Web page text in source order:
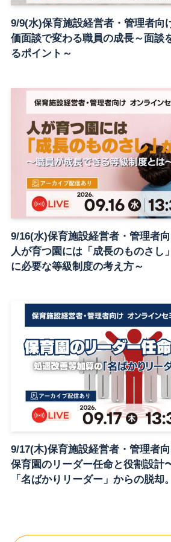
9/9(水)保育施設経営者・管理者向
価面談で変わる職員の成長～面談
るポイント～
9/16(水)保育施設経営者・管理者向
人が育つ園には「成長のものさし
に必要な等級制度の考え方～
9/17(木)保育施設経営者・管理者向
保育園のリーダー任命と役割設計
「名ばかりリーダー」からの脱却。